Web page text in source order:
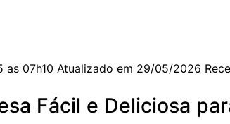
07h10 Atualizado em 29/05/2026
Fácil e Deliciosa